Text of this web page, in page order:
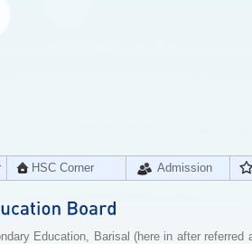
HSC Corner Admission
Education, Barisal (here in after